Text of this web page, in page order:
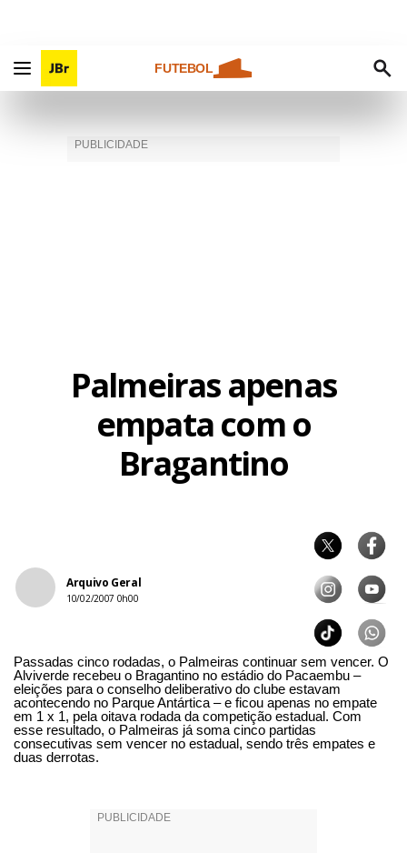
FUTEBOL
Palmeiras apenas
empata com o
Bragantino
Arquivo Geral
10/02/2007 0h00
Passadas cinco rodadas, o Palmeiras continuar sem vencer. O
Alviverde recebeu o Bragantino no estádio do Pacaembu –
eleições para o conselho deliberativo do clube estavam
acontecendo no Parque Antártica – e ficou apenas no empate
em 1 x 1, pela oitava rodada da competição estadual. Com
esse resultado, o Palmeiras já soma cinco partidas
consecutivas sem vencer no estadual, sendo três empates e
duas derrotas.